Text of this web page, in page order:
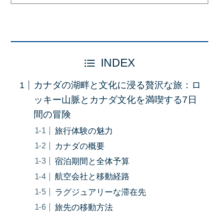
INDEX
カナダの湖畔と文化に浸る贅沢な旅：ロ
ッキー山脈とカナダ文化を満喫する7日
間の冒険
旅行体験の魅力
カナダの概要
宿泊期間と全体予算
航空会社と移動経路
ラグジュアリーな滞在先
旅先の移動方法